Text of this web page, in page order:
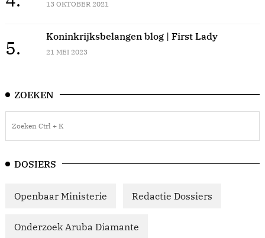
13 OKTOBER 2021
5.
Koninkrijksbelangen blog | First Lady
21 MEI 2023
ZOEKEN
DOSIERS
Openbaar Ministerie Redactie Dossiers
Onderzoek Aruba Diamante